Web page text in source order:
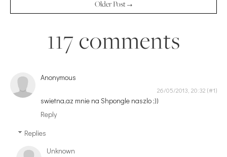
Older Post →
117 comments
Anonymous
26/05/2013, 20:32
swietna,az mnie na Shpongle naszlo ;))
Reply
Replies
Unknown